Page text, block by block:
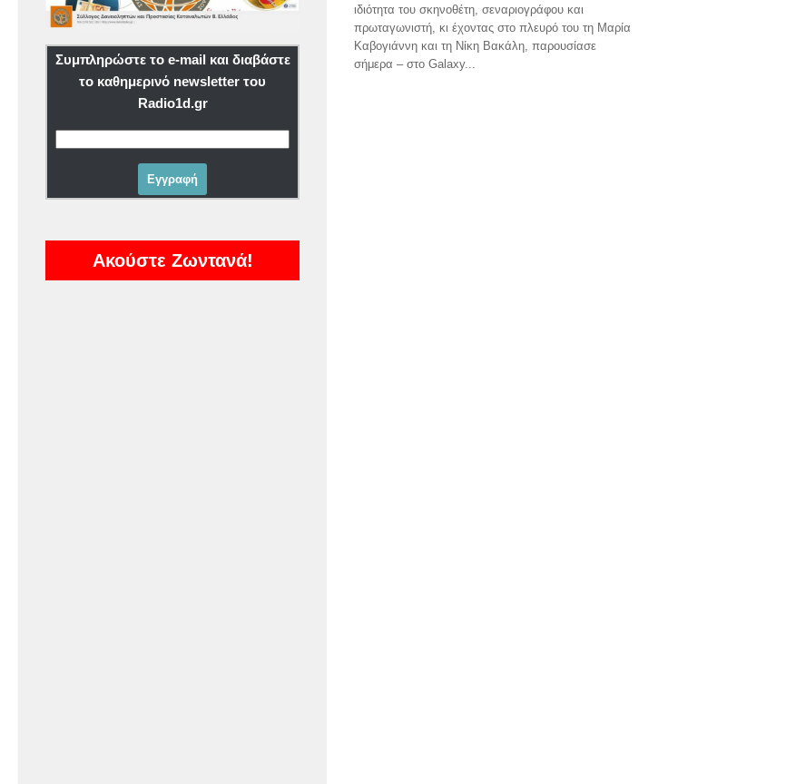
ιδιότητα του σκηνοθέτη, σεναριογράφου και
πρωταγωνιστή, κι έχοντας στο πλευρό του τη Μαρία
Καβογιάννη και τη Νίκη Βακάλη, παρουσίασε
σήμερα – στο Galaxy...
Συμπληρώστε το e-mail και διαβάστε
το καθημερινό newsletter του
Radio1d.gr
Ακούστε Ζωντανά!